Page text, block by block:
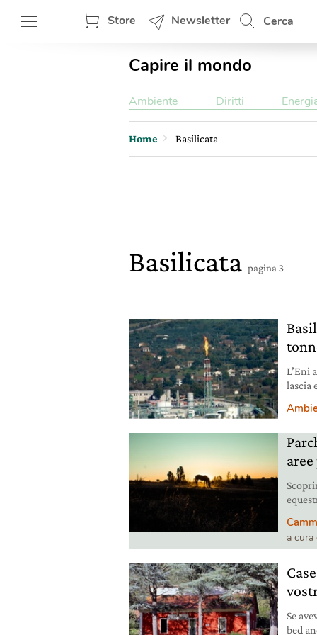
Store Newsletter Cerca
Capire il mondo
Ambiente Diritti
Home Basilicata
Basilicata pagina 3
L’Eni
lascia
questi
a cura
Se
bed